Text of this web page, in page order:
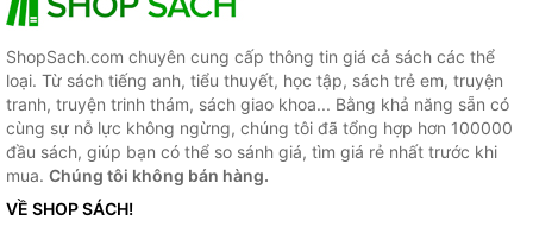
ShopSach.com chuyên cung cấp thông tin giá cả sách các thể
loại. Từ sách tiếng anh, tiểu thuyết, học tập, sách trẻ em, truyện
tranh, truyện trinh thám, sách giao khoa... Bằng khả năng sẵn có
cùng sự nỗ lực không ngừng, chúng tôi đã tổng hợp hơn 100000
đầu sách, giúp bạn có thể so sánh giá, tìm giá rẻ nhất trước khi
mua. Chúng tôi không bán hàng.
VỀ SHOP SÁCH!